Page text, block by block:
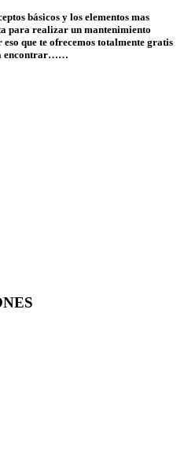
básicos y los elementos mas
para realizar un mantenimiento
que te ofrecemos totalmente gratis
a encontrar……